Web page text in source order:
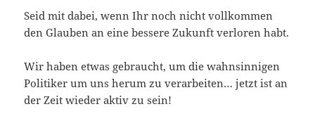
Seid mit dabei, wenn Ihr noch nicht vollkommen
den Glauben an eine bessere Zukunft verloren habt.
Wir haben etwas gebraucht, um die wahnsinnigen
Politiker um uns herum zu verarbeiten… jetzt ist an
der Zeit wieder aktiv zu sein!